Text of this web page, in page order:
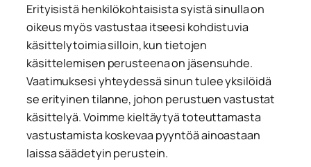
Erityisistä henkilökohtaisista syistä sinulla on
oikeus myös vastustaa itseesi kohdistuvia
käsittelytoimia silloin, kun tietojen
käsittelemisen perusteena on jäsensuhde.
Vaatimuksesi yhteydessä sinun tulee yksilöidä
se erityinen tilanne, johon perustuen vastustat
käsittelyä. Voimme kieltäytyä toteuttamasta
vastustamista koskevaa pyyntöä ainoastaan
laissa säädetyin perustein.